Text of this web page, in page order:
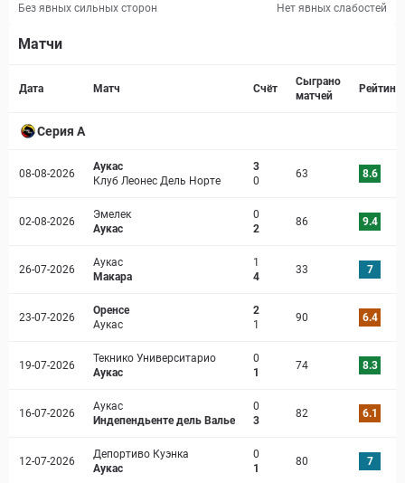
Без явных сильных сторон Нет явных слабостей
Матчи
Дата Матч Счёт
Сыграно
матчей
Рейтинг
Серия А
08-08-2026
Аукас
Клуб Леонес Дель Норте
3
0
63 8.6
02-08-2026
Эмелек
Аукас
0
2
86 9.4
26-07-2026
Аукас
Макара
1
4
33 7
23-07-2026
Оренсе
Аукас
2
1
90 6.4
19-07-2026
Текнико Университарио
Аукас
0
1
74 8.3
16-07-2026
Аукас
Индепендьенте дель Валье
0
3
82 6.1
12-07-2026
Депортиво Куэнка
Аукас
0
1
80 7